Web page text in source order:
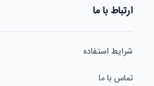
ارتباط با ما
شرایط استفاده
تماس با ما